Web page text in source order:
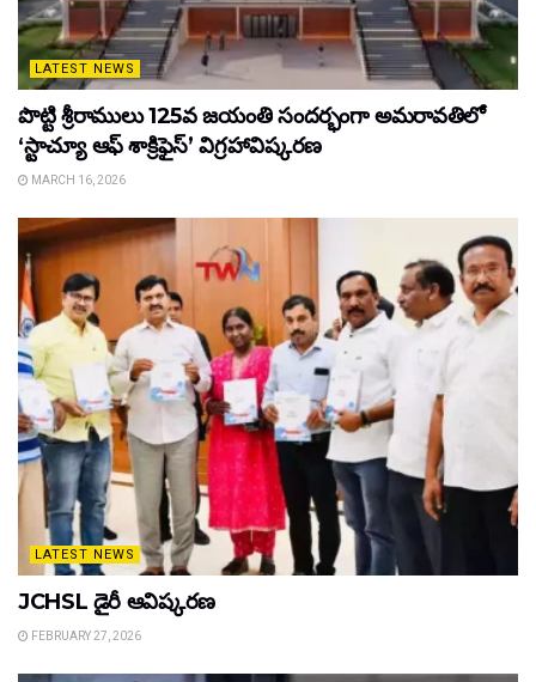
LATEST NEWS
పొట్టి శ్రీరాములు 125వ జయంతి సందర్భంగా అమరావతిలో
‘స్టాచ్యూ ఆఫ్ శాక్రిఫైస్’ విగ్రహావిష్కరణ
MARCH 16, 2026
LATEST NEWS
JCHSL డైరీ ఆవిష్కరణ
FEBRUARY 27, 2026